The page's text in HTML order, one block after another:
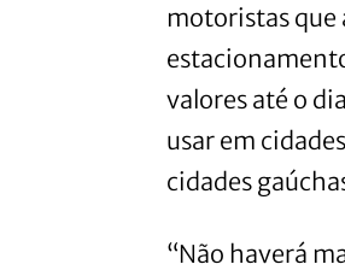
motoristas que
valores até o
usar em
cidades
“Não haverá